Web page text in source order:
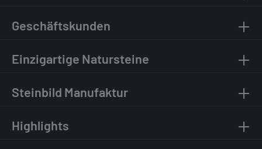
Geschäftskunden
Einzigartige Natursteine
Steinbild Manufaktur
Highlights